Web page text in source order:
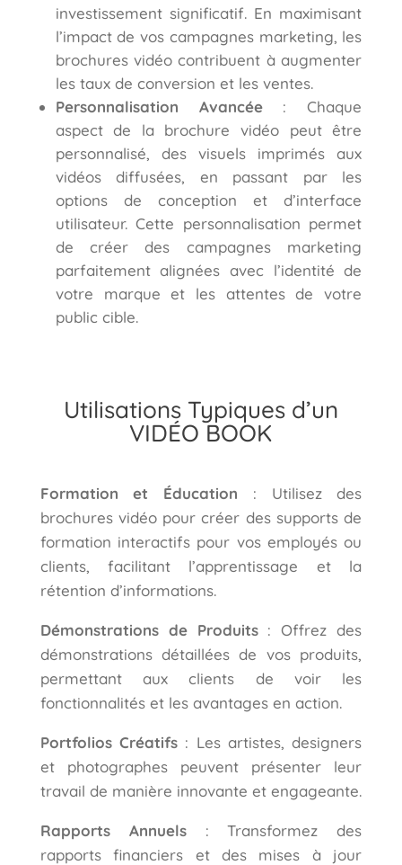
investissement significatif. En maximisant
l’impact de vos campagnes marketing, les
brochures vidéo contribuent à augmenter
les taux de conversion et les ventes.
Personnalisation Avancée: Chaque
aspect de la brochure vidéo peut être
personnalisé, des visuels imprimés aux
vidéos diffusées, en passant par les
options de conception et d’interface
utilisateur. Cette personnalisation permet
de créer des campagnes marketing
parfaitement alignées avec l’identité de
votre marque et les attentes de votre
public cible.
Utilisations Typiques d’un
VIDÉO BOOK
Formation et Éducation : Utilisez des
brochures vidéo pour créer des supports de
formation interactifs pour vos employés ou
clients, facilitant l’apprentissage et la
rétention d’informations.
Démonstrations de Produits: Offrez des
démonstrations détaillées de vos produits,
permettant aux clients de voir les
fonctionnalités et les avantages en action.
Portfolios Créatifs : Les artistes, designers
et photographes peuvent présenter leur
travail de manière innovante et engageante.
Rapports Annuels: Transformez des
rapports financiers et des mises à jour